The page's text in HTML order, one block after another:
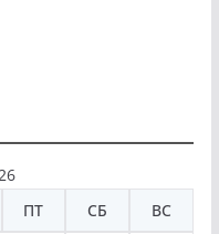
ПТ СБ ВС